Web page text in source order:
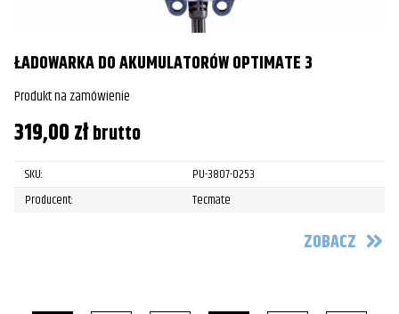
ŁADOWARKA DO AKUMULATORÓW OPTIMATE 3
Produkt na zamówienie
319,00złbrutto
SKU:
PU-3807-0253
Producent:
Tecmate
ZOBACZ